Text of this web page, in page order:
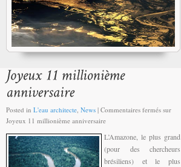
Posted in L'eau architecte, News | Commentaires fermés sur
Joyeux 11 millionième anniversaire
L’Amazone, le plus grand
(pour des chercheurs
brésiliens) et le plus